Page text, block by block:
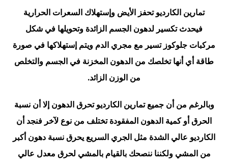
تمارين الكارديو تحفز الأيض وإستهلاك السعرات الحرارية
فيحدث تكسير لدهون الجسم الزائدة وتحويلها في شكل
مركبات جلوكوز تسير مع مجري الدم ويتم إستهلاكها في صورة
طاقة أي أنها تخلصك من الدهون المخزنة في الجسم والتخلص
من الوزن الزائد.
وبالرغم من أن جميع تمارين الكارديو تحرق الدهون إلا أن نسبة
الحرق أو كمية الدهون المفقودة تختلف من نوع لآخر فنجد أن
الكارديو عالي الشدة مثل الجري السريع يحرق نسبة دهون أكبر
من المشي ولكننا ننصحك بالقيام بالمشي لحرق معدل عالي